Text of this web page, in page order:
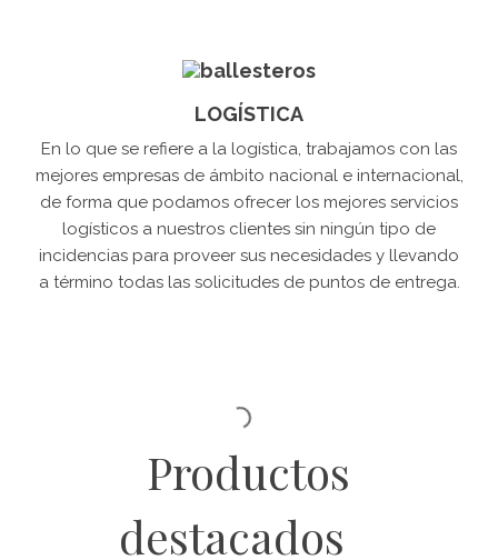
LOGÍSTICA
En lo que se refiere a la logística, trabajamos con las
mejores empresas de ámbito nacional e internacional,
de forma que podamos ofrecer los mejores servicios
logísticos a nuestros clientes sin ningún tipo de
incidencias para proveer sus necesidades y llevando
a término todas las solicitudes de puntos de entrega.
Productos
destacados